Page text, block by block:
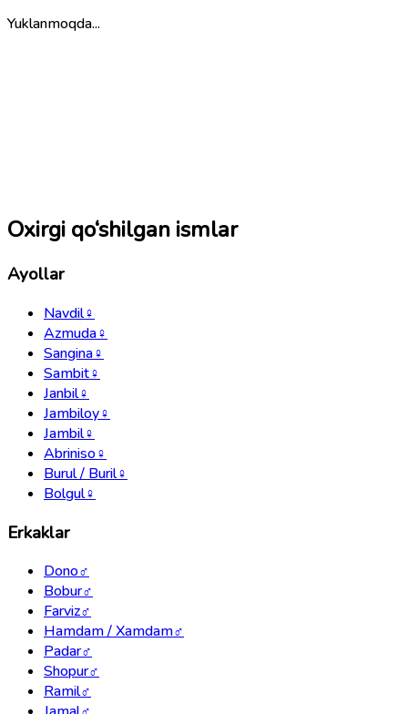
Yuklanmoqda...
Oxirgi qo‘shilgan ismlar
Ayollar
Navdil♀
Azmuda♀
Sangina♀
Sambit♀
Janbil♀
Jambiloy♀
Jambil♀
Abriniso♀
Burul / Buril♀
Bolgul♀
Erkaklar
Dono♂
Bobur♂
Farviz♂
Hamdam / Xamdam♂
Padar♂
Shopur♂
Ramil♂